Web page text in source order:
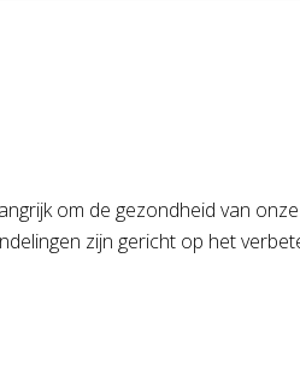
om de gezondheid van
zijn gericht op het